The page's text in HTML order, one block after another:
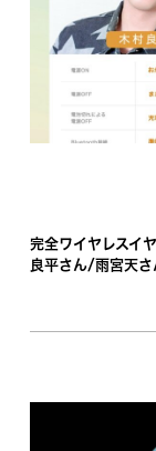
完全ワイヤレスイ
良平さん/雨宮天